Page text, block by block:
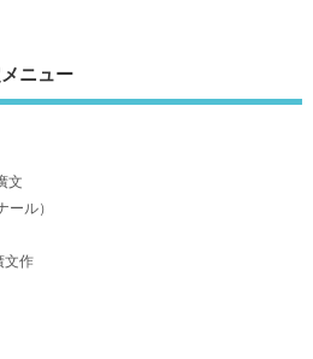
ニュー
文
ル）
文作